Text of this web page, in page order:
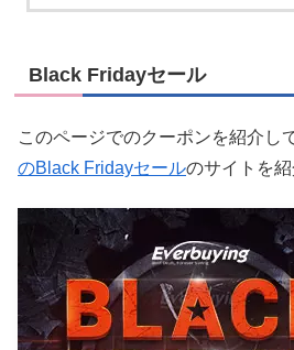
Black Fridayセール
このページでのクーポンを紹介し
のBlack Fridayセールのサイトを紹